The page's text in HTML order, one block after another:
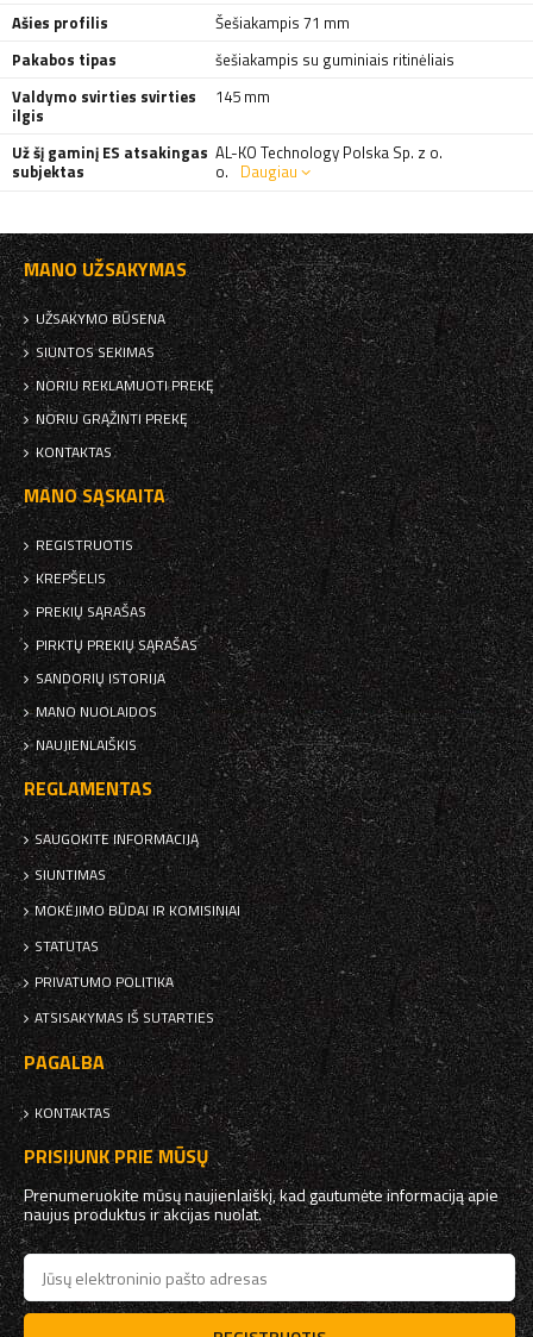
Ašies profilis
Šešiakampis 71 mm
Pakabos tipas
šešiakampis su guminiais ritinėliais
Valdymo svirties svirties
ilgis
145 mm
Už šį gaminį ES atsakingas
subjektas
AL-KO Technology Polska Sp. z o.
o. Daugiau
MANO UŽSAKYMAS
UŽSAKYMO BŪSENA
SIUNTOS SEKIMAS
NORIU REKLAMUOTI PREKĘ
NORIU GRĄŽINTI PREKĘ
KONTAKTAS
MANO SĄSKAITA
REGISTRUOTIS
KREPŠELIS
PREKIŲ SĄRAŠAS
PIRKTŲ PREKIŲ SĄRAŠAS
SANDORIŲ ISTORIJA
MANO NUOLAIDOS
NAUJIENLAIŠKIS
REGLAMENTAS
SAUGOKITE INFORMACIJĄ
SIUNTIMAS
MOKĖJIMO BŪDAI IR KOMISINIAI
STATUTAS
PRIVATUMO POLITIKA
ATSISAKYMAS IŠ SUTARTIES
PAGALBA
KONTAKTAS
PRISIJUNK PRIE MŪSŲ
Prenumeruokite mūsų naujienlaiškį, kad gautumėte informaciją apie
naujus produktus ir akcijas nuolat.